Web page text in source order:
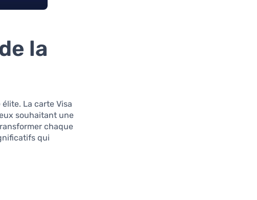
la
élite. La carte Visa
souhaitant une
chaque
qui